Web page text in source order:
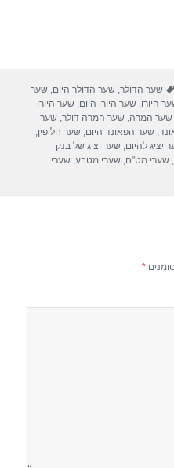
תגיות
שער הדולר,שער הדולר היום,שער
היורו,שער היורו היום,שער היורו
שער המרה,שער המרה דולר,שער
,שער הפאונד היום,שער חליפין,
יציג להיום,שער יציג של בנק
,שערי מט"ח,שערי מטבע,שערי
*